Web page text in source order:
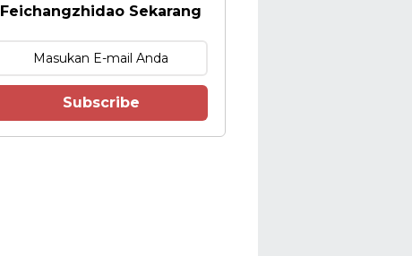
Feichangzhidao Sekarang
Subscribe